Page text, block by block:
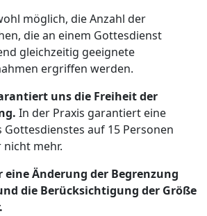
möglich, die Anzahl der
die an einem Gottesdienst
gleichzeitig geeignete
ergriffen werden.
uns die Freiheit der
In der Praxis garantiert eine
Gottesdienstes auf 15 Personen
nicht mehr.
Änderung der Begrenzung
die Berücksichtigung der Größe